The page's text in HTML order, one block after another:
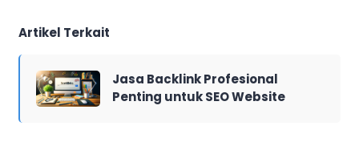
Artikel Terkait
Jasa Backlink Profesional
Penting untuk SEO Website